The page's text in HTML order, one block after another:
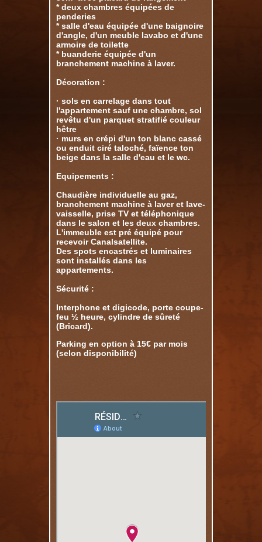
* deux chambres équipées de
penderies
* salle d'eau équipée d'une baignoire
d'angle, d'un meuble lavabo et d'une
armoire de toilette
* buanderie équipée d'un
branchement machine à laver.
Décoration :
· sols en carrelage dans tout
l'appartement sauf une chambre, sol
revêtu d'un parquet stratifié couleur
hêtre
· murs en crépi d'un ton blanc cassé
ou enduit ciré taloché, faïence ton
beige dans la salle d'eau et le wc.
Equipements :
Chaudière individuelle au gaz,
branchement machine à laver et lave-
vaisselle, prise TV et téléphonique
dans le salon et les deux chambres.
L'immeuble est pré équipé pour
recevoir Canalsatellite.
Des spots encastrés et luminaires
sont installés dans les
appartements.
Sécurité :
Interphone et digicode, porte coupe-
feu ½ heure, cylindre de sûreté
(Bricard).
Parking en option à 15€ par mois
(selon disponibilité)